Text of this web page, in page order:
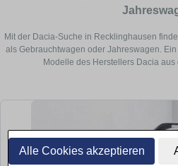
Alle Cookies akzeptieren
Mit der Dacia-Suche in Recklinghausen
als Gebrauchtwagen oder Jahreswagen.
Modelle des Herstellers Dacia aus